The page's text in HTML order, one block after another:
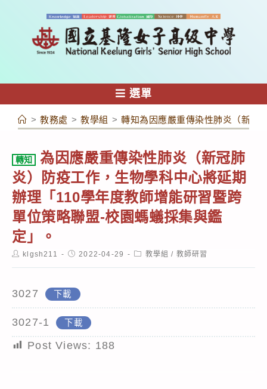
容
選單
> 教務處 > 教學組 > 轉知為因應嚴重傳染性肺炎（新冠
轉知
為因應嚴重傳染性肺炎（新冠肺
炎）防疫工作，生物學科中心將延期
辦理「110學年度教師增能研習暨跨
單位策略聯盟-校園螞蟻採集與鑑
定」。
Postklgsh211
Post2022-04-29
Post教學組 / 教師研習
3027 下載
3027-1 下載
Post Views: 188